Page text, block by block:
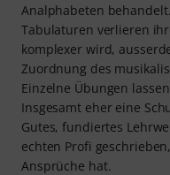
Analphabeten
Tabulaturen verlieren
komplexer wird,
Zuordnung des
Einzelne Übungen
Insgesamt eher eine
Gutes, fundiertes
echten Profi
Ansprüche hat.